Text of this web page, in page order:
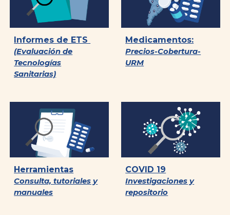
Informes de ETS
(Evaluación de
Tecnologías
Sanitarias)
Medicamentos:
Precios-Cobertura-
URM
Herramientas
Consulta, tutoriales y
manuales
COVID 19
Investigaciones y
repositorio